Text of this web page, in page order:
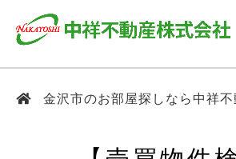
金沢市のお部屋探しなら中祥不